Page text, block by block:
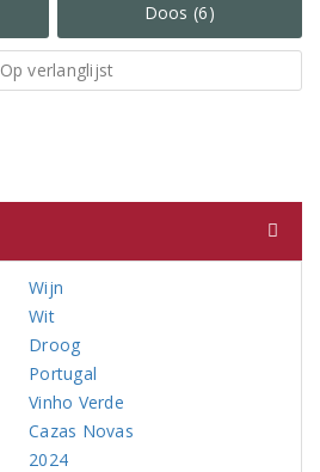
Doos (6)
Op verlanglijst
Wijn
Wit
Droog
Portugal
Vinho Verde
Cazas Novas
2024